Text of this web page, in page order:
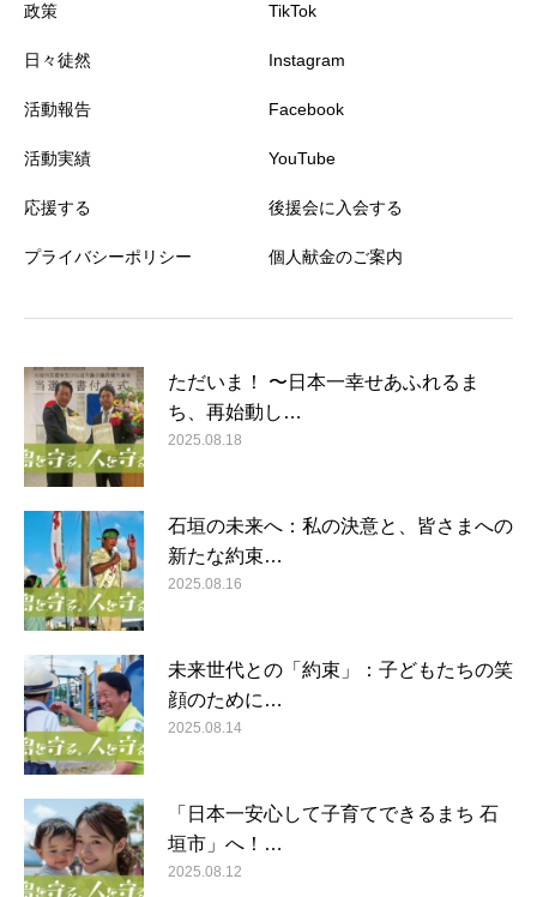
政策
日々徒然
活動報告
活動実績
応援する
プライバシーポリシー
TikTok
Instagram
Facebook
YouTube
後援会に入会する
個人献金のご案内
ただいま！ 〜日本一幸せあふれるま
ち、再始動し…
2025.08.18
石垣の未来へ：私の決意と、皆さまへの
新たな約束…
2025.08.16
未来世代との「約束」：子どもたちの笑
顔のために…
2025.08.14
「日本一安心して子育てできるまち 石
垣市」へ！…
2025.08.12